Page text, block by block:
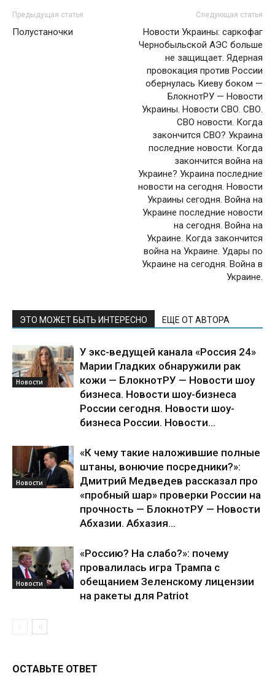
Предыдущая статья
Полустаночки
Следующая статья
Новости Украины: саркофаг
Чернобыльской АЭС больше
не защищает. Ядерная
провокация против России
обернулась Киеву боком —
БлокнотРУ — Новости
Украины. Новости СВО. СВО.
СВО новости. Когда
закончится СВО? Украина
последние новости. Когда
закончится война на
Украине? Украина последние
новости на сегодня. Новости
Украины сегодня. Война на
Украине последние новости
на сегодня. Война на
Украине. Когда закончится
война на Украине. Удары по
Украине на сегодня. Война в
Украине.
ЭТО МОЖЕТ БЫТЬ ИНТЕРЕСНО ЕЩЕ ОТ АВТОРА
Новости
У экс-ведущей канала «Россия 24»
Марии Гладких обнаружили рак
кожи — БлокнотРУ — Новости шоу
бизнеса. Новости шоу-бизнеса
России сегодня. Новости шоу-
бизнеса России. Новости...
Новости
«К чему такие наложившие полные
штаны, вонючие посредники?»:
Дмитрий Медведев рассказал про
«пробный шар» проверки России на
прочность — БлокнотРУ — Новости
Абхазии. Абхазия...
Новости
«Россию? На слабо?»: почему
провалилась игра Трампа с
обещанием Зеленскому лицензии
на ракеты для Patriot
ОСТАВЬТЕ ОТВЕТ